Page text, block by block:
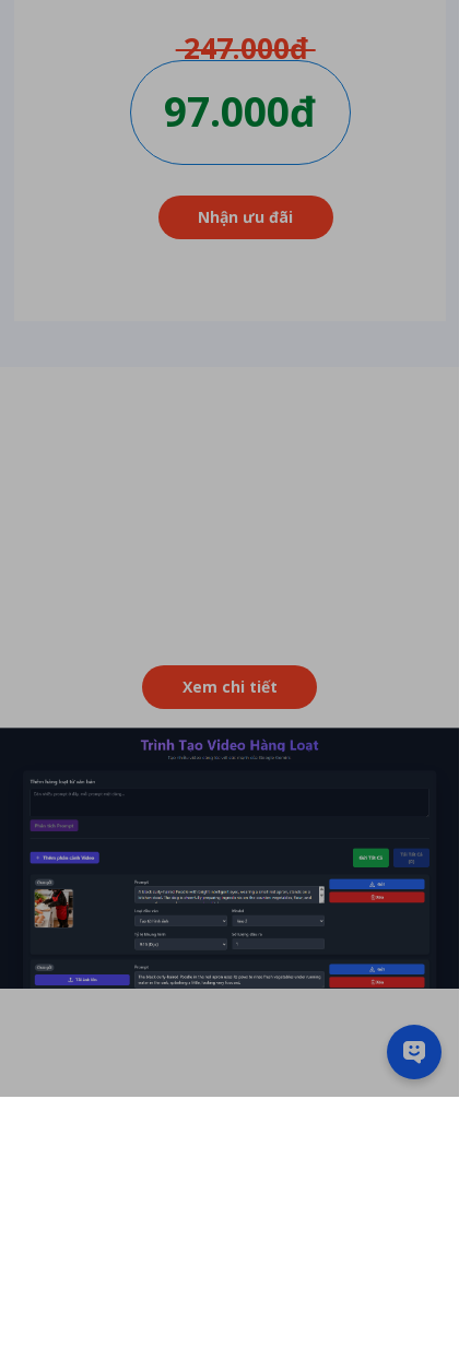
Nhận ưu đãi
97.000đ
247.000đ
Xem chi tiết